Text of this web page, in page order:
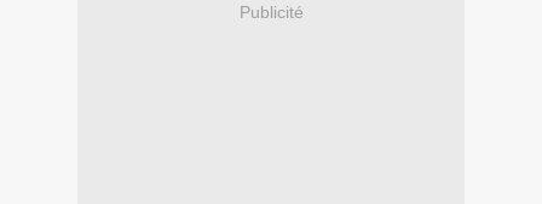
Publicité